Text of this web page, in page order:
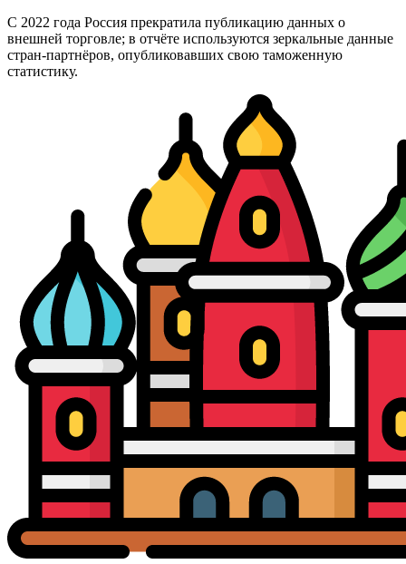
С 2022 года Россия прекратила публикацию данных о
внешней торговле; в отчёте используются зеркальные данные
стран-партнёров, опубликовавших свою таможенную
статистику.